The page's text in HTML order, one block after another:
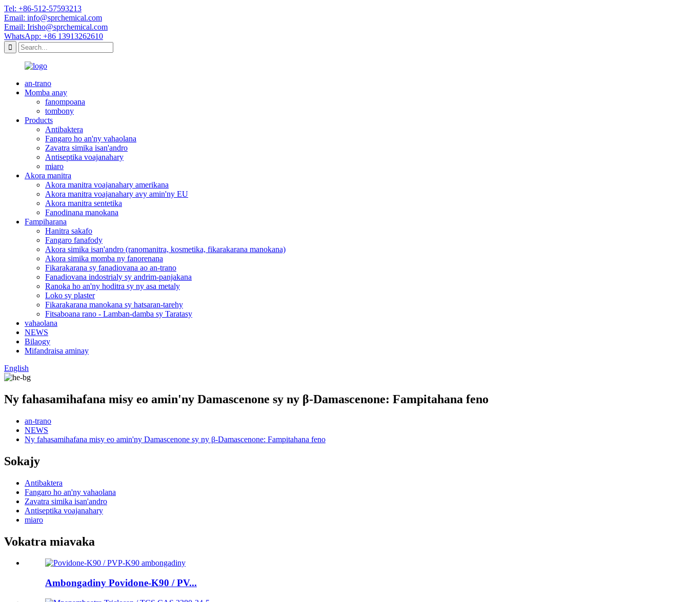
Tel: +86-512-57593213
Email: info@sprchemical.com
Email: Irisho@sprchemical.com
WhatsApp: +86 13913262610
an-trano
Momba anay
fanompoana
tombony
Products
Antibaktera
Fangaro ho an'ny vahaolana
Zavatra simika isan'andro
Antiseptika voajanahary
miaro
Akora manitra
Akora manitra voajanahary amerikana
Akora manitra voajanahary avy amin'ny EU
Akora manitra sentetika
Fanodinana manokana
Fampiharana
Hanitra sakafo
Fangaro fanafody
Akora simika isan'andro (ranomanitra, kosmetika, fikarakarana manokana)
Akora simika momba ny fanorenana
Fikarakarana sy fanadiovana ao an-trano
Fanadiovana indostrialy sy andrim-panjakana
Ranoka ho an'ny hoditra sy ny asa metaly
Loko sy plaster
Fikarakarana manokana sy hatsaran-tarehy
Fitsaboana rano - Lamban-damba sy Taratasy
vahaolana
NEWS
Bilaogy
Mifandraisa aminay
English
Ny fahasamihafana misy eo amin'ny Damascenone sy ny β-Damascenone: Fampitahana feno
an-trano
NEWS
Ny fahasamihafana misy eo amin'ny Damascenone sy ny β-Damascenone: Fampitahana feno
Sokajy
Antibaktera
Fangaro ho an'ny vahaolana
Zavatra simika isan'andro
Antiseptika voajanahary
miaro
Vokatra miavaka
Ambongadiny Povidone-K90 / PV...